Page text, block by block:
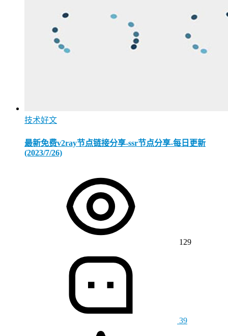
技术好文
最新免费v2ray节点链接分享-ssr节点分享-每日更新
(2023/7/26)
129
39